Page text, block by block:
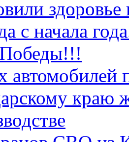
с начала
автомобилей
краю